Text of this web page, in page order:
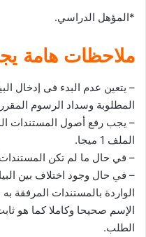
*المؤهل الدراسي.
ملاحظات هامة
– يتعين عدم البدء فى إدخال
المطلوبة وسداد الرسوم
الملف 1 ميجا.
– في حال ما لم تكن
– في حال وجود اختلاف بين
الواردة بالمستندات
الإسم صحيحا وكاملا كما هو
الطلب.